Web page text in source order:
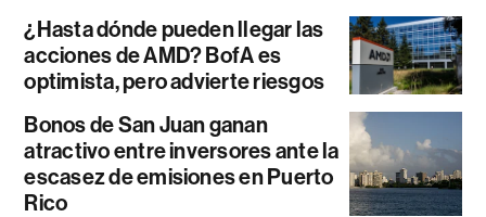
¿Hasta dónde pueden llegar las
acciones de AMD? BofA es
optimista, pero advierte riesgos
Bonos de San Juan ganan
atractivo entre inversores ante la
escasez de emisiones en Puerto
Rico